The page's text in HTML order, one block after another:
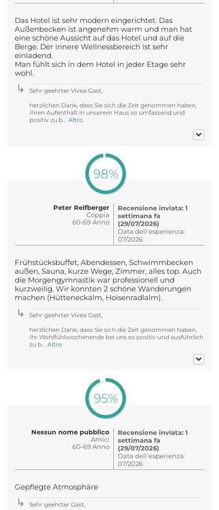
Das Hotel ist sehr modern eingerichtet. Das
Außenbecken ist angenehm warm und man hat
eine schöne Aussicht auf das Hotel und auf die
Berge. Der innere Wellnessbereich ist sehr
einladend.
Man fühlt sich in dem Hotel in jeder Etage sehr
wohl.
Sehr geehrter Vivea Gast,
herzlichen Dank, dass Sie sich die Zeit genommen haben,
Ihren Aufenthalt in unserem Haus so umfassend und
positiv zu b... Altro
98%
Peter Reifberger
Coppia
60-69 Anno
Recensione inviata: 1
settimana fa
(29/07/2026)
Data dell'esperienza:
07/2026
Frühstücksbuffet, Abendessen, Schwimmbecken
außen, Sauna, kurze Wege, Zimmer, alles top. Auch
die Morgengymnastik war professionell und
kurzweilig. Wir konnten 2 schöne Wanderungen
machen (Hütteneckalm, Hoisenradlalm).
Sehr geehrter Vivea Gast,
herzlichen Dank, dass Sie sich die Zeit genommen haben,
Ihr Wohlfühlwochenende bei uns so positiv und ausführlich
zu b... Altro
95%
Nessun nome pubblico
Amici
60-69 Anno
Recensione inviata: 1
settimana fa
(29/07/2026)
Data dell'esperienza:
07/2026
Gepflegte Atmosphäre
Sehr geehrter Gast,